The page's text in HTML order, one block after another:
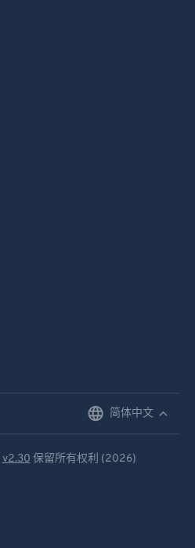
简体中文
v2.30 保留所有权利 (2026)